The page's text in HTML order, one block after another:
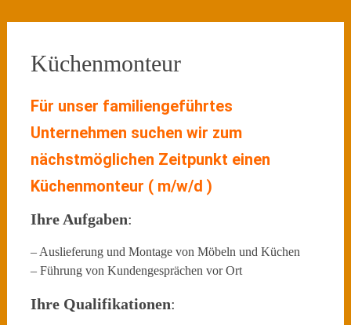
Küchenmonteur
Für unser familiengeführtes
Unternehmen suchen wir zum
nächstmöglichen Zeitpunkt einen
Küchenmonteur ( m/w/d )
Ihre Aufgaben:
– Auslieferung und Montage von Möbeln und Küchen
– Führung von Kundengesprächen vor Ort
Ihre Qualifikationen: